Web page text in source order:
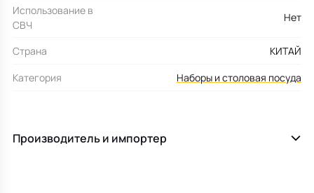
Использование в
СВЧ
Нет
Страна
КИТАЙ
Категория
Наборы и столовая посуда
Производитель и импортер